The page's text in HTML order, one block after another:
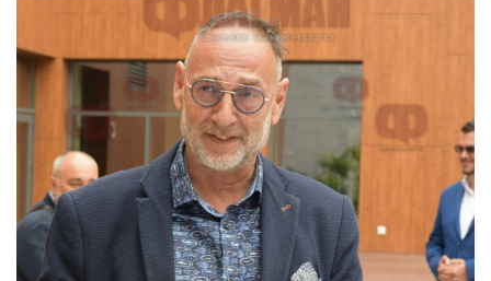
ЮГ
Управители:
Василев,
v.vasilev@flagman.bg
Катя
Касабова,
k.kassabova@flagman.bg